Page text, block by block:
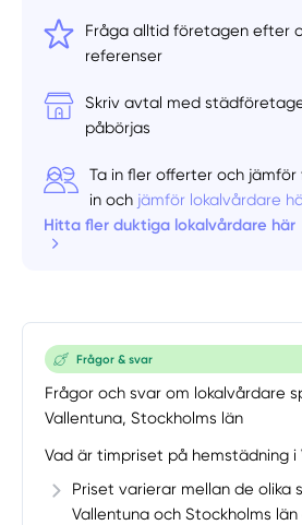
Fråga alltid företagen efter
referenser
Skriv avtal med
påbörjas
Ta in fler offerter och
in och jämför lokalvårdare
Hitta fler duktiga lokalvårdare här
Frågor & svar
Frågor och svar om lokalvårdare
Vallentuna, Stockholms län
Vad är timpriset på hemstädning i
Priset varierar mellan de olika
Vallentuna och Stockholms